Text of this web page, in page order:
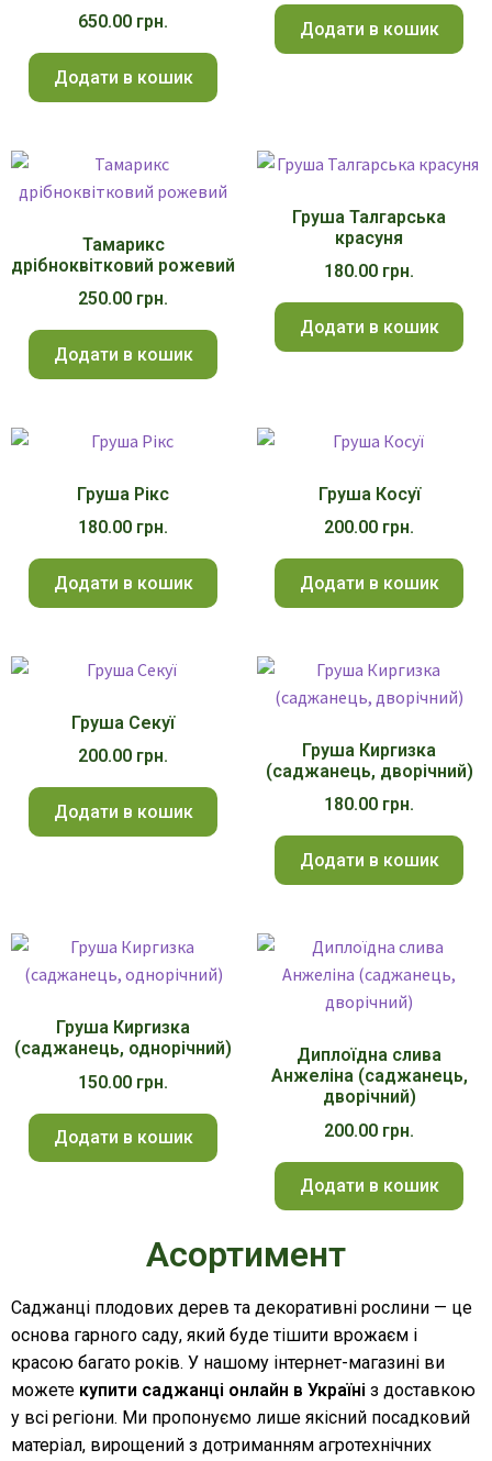
650.00 грн.
Додати в кошик
Додати в кошик
Тамарикс
дрібноквітковий рожевий
250.00 грн.
Додати в кошик
Груша Талгарська
красуня
180.00 грн.
Додати в кошик
Груша Рікс
180.00 грн.
Додати в кошик
Груша Косуї
200.00 грн.
Додати в кошик
Груша Секуї
200.00 грн.
Додати в кошик
Груша Киргизка
(саджанець, дворічний)
180.00 грн.
Додати в кошик
Груша Киргизка
(саджанець, однорічний)
150.00 грн.
Додати в кошик
Диплоїдна слива
Анжеліна (саджанець,
дворічний)
200.00 грн.
Додати в кошик
Асортимент
Саджанці плодових дерев та декоративні рослини — це
основа гарного саду, який буде тішити врожаєм і
красою багато років. У нашому інтернет-магазині ви
можете купити саджанці онлайн в Україні з доставкою
у всі регіони. Ми пропонуємо лише якісний посадковий
матеріал, вирощений з дотриманням агротехнічних